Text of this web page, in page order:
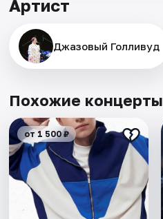
Артист
Джазовый Голливуд
Похожие концерты
от 1 500 ₽